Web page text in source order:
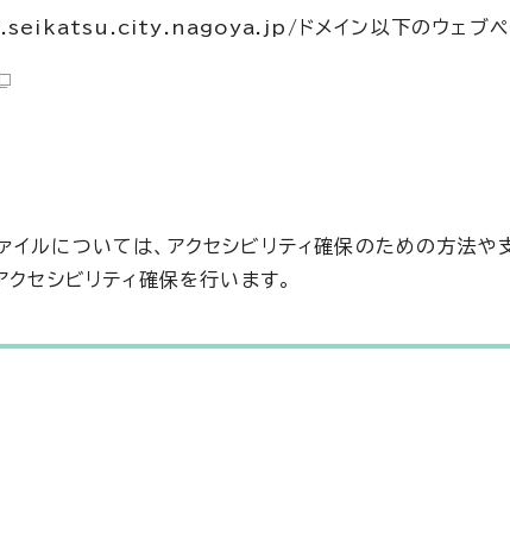
ドメイン以下のウェブペ
ルについては、アクセシビリティ確保のための方法や
セシビリティ確保を行います。